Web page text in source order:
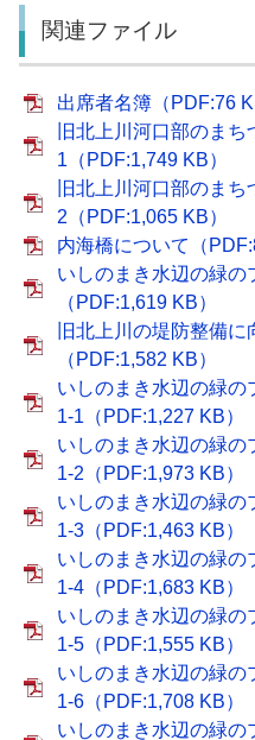
関連ファイル
出席者名簿（PDF:76
旧北上川河口部のま
1（PDF:1,749 KB）
旧北上川河口部のま
2（PDF:1,065 KB）
内海橋について（
いしのまき水辺の緑の
（PDF:1,619 KB）
旧北上川の堤防整備
（PDF:1,582 KB）
いしのまき水辺の緑の
1-1（PDF:1,227 KB）
いしのまき水辺の緑の
1-2（PDF:1,973 KB）
いしのまき水辺の緑の
1-3（PDF:1,463 KB）
いしのまき水辺の緑の
1-4（PDF:1,683 KB）
いしのまき水辺の緑の
1-5（PDF:1,555 KB）
いしのまき水辺の緑の
1-6（PDF:1,708 KB）
いしのまき水辺の緑の